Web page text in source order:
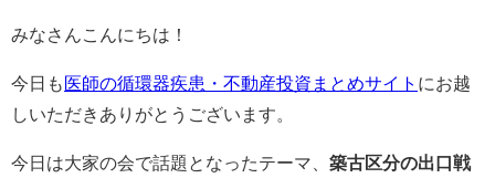
みなさんこんにちは！
今日も 医師の循環器疾患・不動産投資まとめサイト にお越
しいただきありがとうございます。
今日は大家の会で話題となったテーマ、 築古区分の出口戦